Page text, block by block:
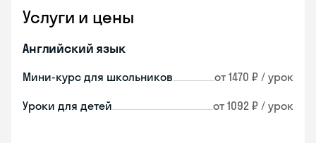
Услуги и цены
Английский язык
Мини-курс для школьников от 1470 ₽ / урок
Уроки для детей от 1092 ₽ / урок